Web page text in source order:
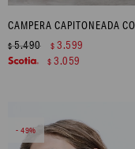
$5.490 $ 3.599
$ 3.059
49